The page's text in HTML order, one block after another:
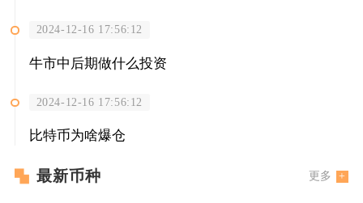
2024-12-16 17:56:12
牛市中后期做什么投资
2024-12-16 17:56:12
比特币为啥爆仓
最新币种 更多